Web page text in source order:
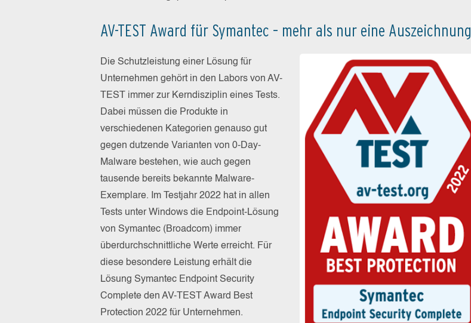
AV-TEST Award für Symantec – mehr als nur eine Auszeichnung
Die Schutzleistung einer Lösung für
Unternehmen gehört in den Labors von AV-
TEST immer zur Kerndisziplin eines Tests.
Dabei müssen die Produkte in
verschiedenen Kategorien genauso gut
gegen dutzende Varianten von 0-Day-
Malware bestehen, wie auch gegen
tausende bereits bekannte Malware-
Exemplare. Im Testjahr 2022 hat in allen
Tests unter Windows die Endpoint-Lösung
von Symantec (Broadcom) immer
überdurchschnittliche Werte erreicht. Für
diese besondere Leistung erhält die
Lösung Symantec Endpoint Security
Complete den AV-TEST Award Best
Protection 2022 für Unternehmen.